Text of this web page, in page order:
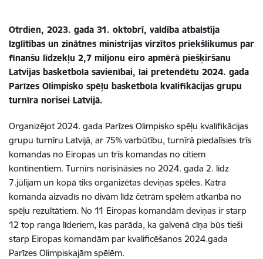
Otrdien, 2023. gada 31. oktobrī, valdība atbalstīja
Izglītības un zinātnes ministrijas virzītos priekšlikumus par
finanšu līdzekļu 2,7 miljonu eiro apmērā piešķiršanu
Latvijas basketbola savienībai, lai pretendētu 2024. gada
Parīzes Olimpisko spēļu basketbola kvalifikācijas grupu
turnīra norisei Latvijā.
Organizējot 2024. gada Parīzes Olimpisko spēļu kvalifikācijas
grupu turnīru Latvijā, ar 75% varbūtību, turnīrā piedalīsies trīs
komandas no Eiropas un trīs komandas no citiem
kontinentiem. Turnīrs norisināsies no 2024. gada 2. līdz
7.jūlijam un kopā tiks organizētas deviņas spēles. Katra
komanda aizvadīs no divām līdz četrām spēlēm atkarībā no
spēļu rezultātiem. No 11 Eiropas komandām deviņas ir starp
12 top ranga līderiem, kas parāda, ka galvenā cīņa būs tieši
starp Eiropas komandām par kvalificēšanos 2024.gada
Parīzes Olimpiskajām spēlēm.